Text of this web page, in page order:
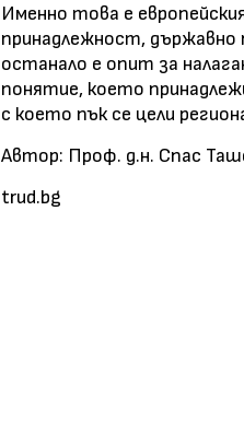
Именно това е
принадлежност,
останало е опит за
понятие, което
с което пък се цели
Автор: Проф. д.н. Спас
trud.bg